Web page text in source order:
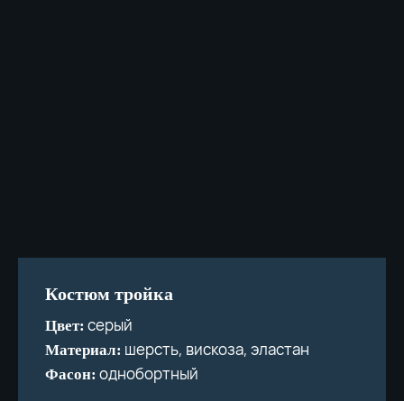
Костюм тройка
Цвет: серый
Материал: шерсть, вискоза, эластан
Фасон: однобортный